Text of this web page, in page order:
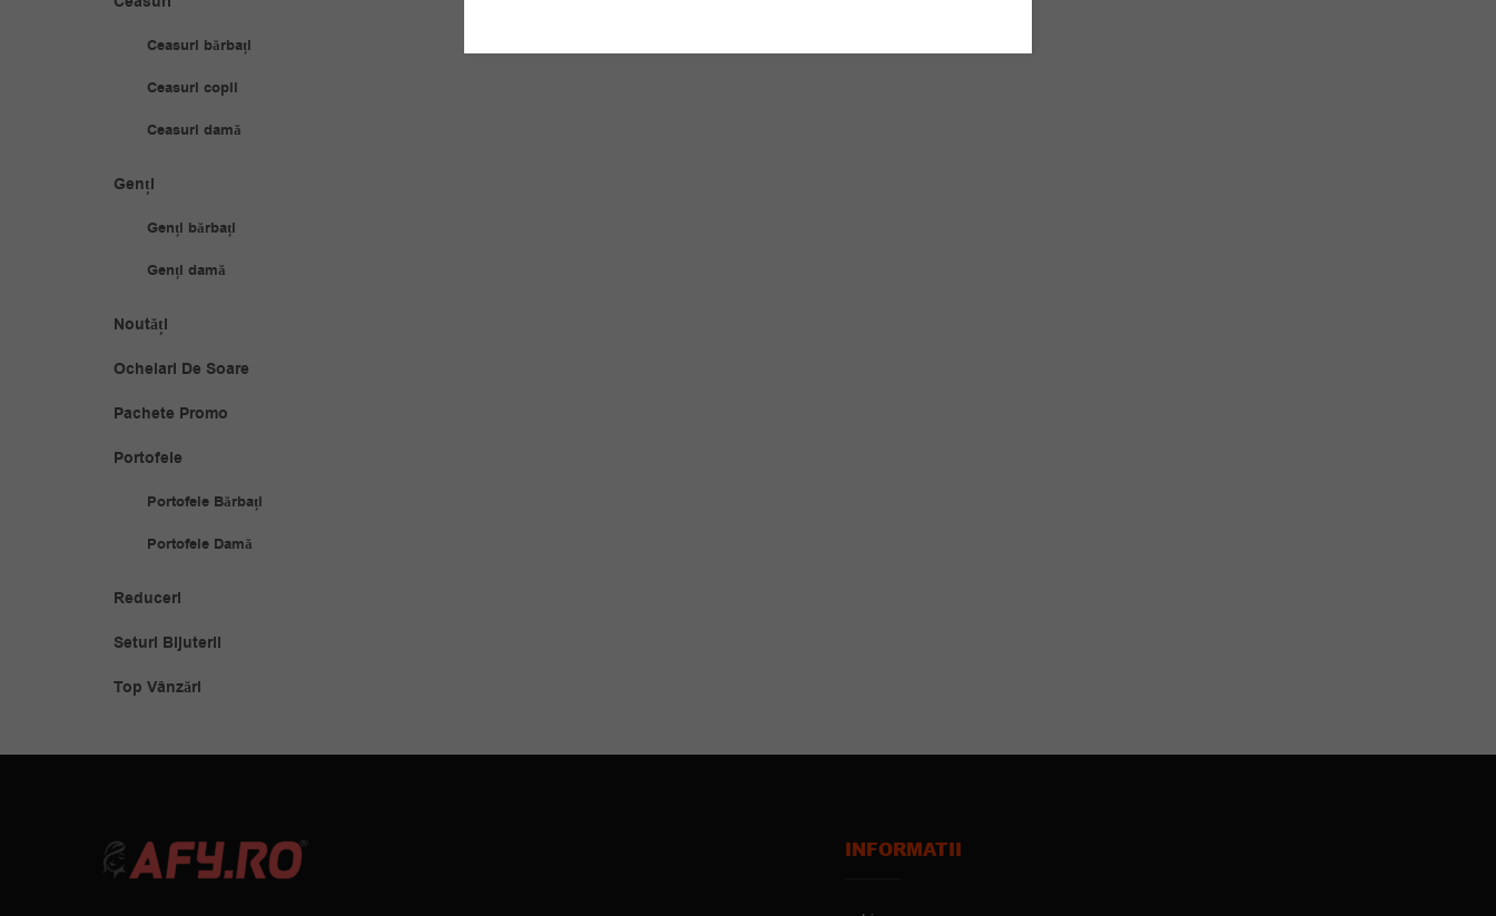
Ceasuri bărbați
Ceasuri copii
Ceasuri damă
Genți
Genți bărbați
Genți damă
Noutăți
Ochelari De Soare
Pachete Promo
Portofele
Portofele Bărbați
Portofele Damă
Reduceri
Seturi Bijuterii
Top Vânzări
INFORMATII